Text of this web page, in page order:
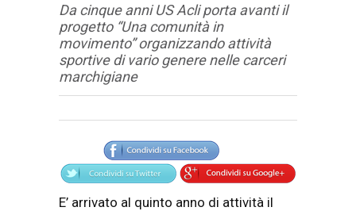
Da cinque anni US Acli porta avanti il
progetto “Una comunità in
movimento” organizzando attività
sportive di vario genere nelle carceri
marchigiane
Articolo
Testo articolo principale
E’ arrivato al quinto anno di attività il